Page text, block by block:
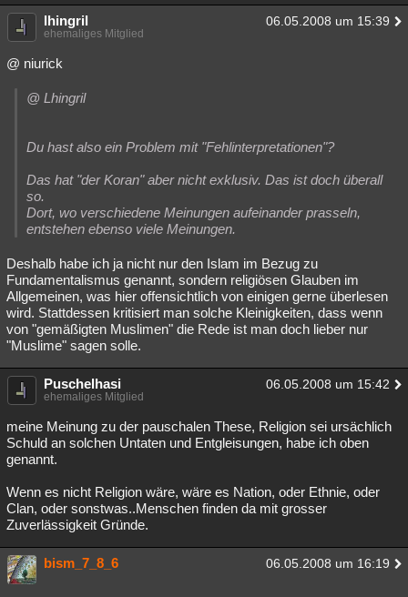
lhingril 06.05.2008 um 15:39
ehemaliges Mitglied
@ niurick
@ Lhingril
Du hast also ein Problem mit "Fehlinterpretationen"?
Das hat "der Koran" aber nicht exklusiv. Das ist doch überall
so.
Dort, wo verschiedene Meinungen aufeinander prasseln,
entstehen ebenso viele Meinungen.
Deshalb habe ich ja nicht nur den Islam im Bezug zu
Fundamentalismus genannt, sondern religiösen Glauben im
Allgemeinen, was hier offensichtlich von einigen gerne überlesen
wird. Stattdessen kritisiert man solche Kleinigkeiten, dass wenn
von "gemäßigten Muslimen" die Rede ist man doch lieber nur
"Muslime" sagen solle.
Puschelhasi 06.05.2008 um 15:42
ehemaliges Mitglied
meine Meinung zu der pauschalen These, Religion sei ursächlich
Schuld an solchen Untaten und Entgleisungen, habe ich oben
genannt.
Wenn es nicht Religion wäre, wäre es Nation, oder Ethnie, oder
Clan, oder sonstwas..Menschen finden da mit grosser
Zuverlässigkeit Gründe.
bism_7_8_6 06.05.2008 um 16:19